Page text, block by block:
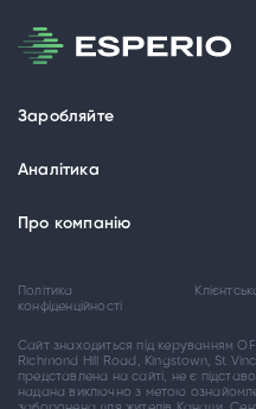
Заробляйте
Аналітика
Про компанію
Політика
конфіденційності
Cайт знаходитьcя під керуванням
Richmond Hill Road, Kingstown, St
предcтавлена на cайті, не є
надана виключно з метою